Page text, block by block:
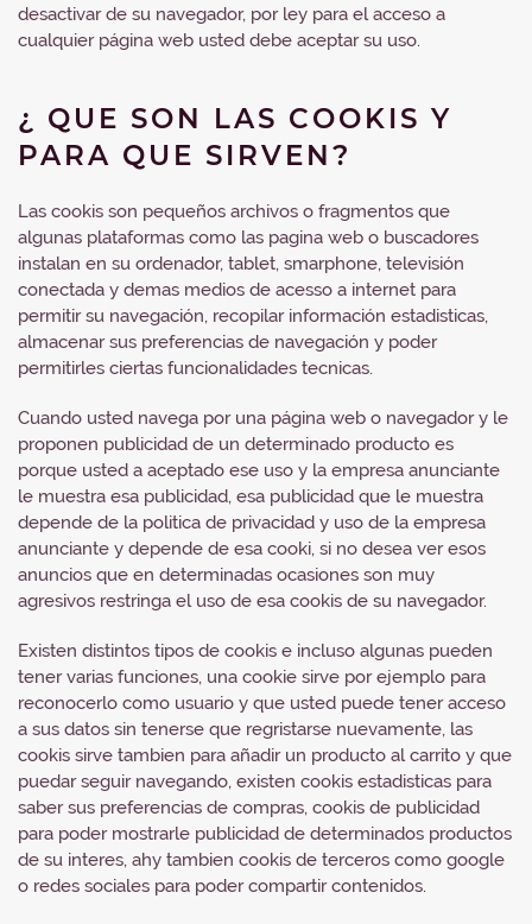
desactivar de su navegador, por ley para el acceso a
cualquier página web usted debe aceptar su uso.
¿ QUE SON LAS COOKIS Y
PARA QUE SIRVEN?
Las cookis son pequeños archivos o fragmentos que
algunas plataformas como las pagina web o buscadores
instalan en su ordenador, tablet, smarphone, televisión
conectada y demas medios de acesso a internet para
permitir su navegación, recopilar información estadisticas,
almacenar sus preferencias de navegación y poder
permitirles ciertas funcionalidades tecnicas.
Cuando usted navega por una página web o navegador y le
proponen publicidad de un determinado producto es
porque usted a aceptado ese uso y la empresa anunciante
le muestra esa publicidad, esa publicidad que le muestra
depende de la politica de privacidad y uso de la empresa
anunciante y depende de esa cooki, si no desea ver esos
anuncios que en determinadas ocasiones son muy
agresivos restringa el uso de esa cookis de su navegador.
Existen distintos tipos de cookis e incluso algunas pueden
tener varias funciones, una cookie sirve por ejemplo para
reconocerlo como usuario y que usted puede tener acceso
a sus datos sin tenerse que regristarse nuevamente, las
cookis sirve tambien para añadir un producto al carrito y que
puedar seguir navegando, existen cookis estadisticas para
saber sus preferencias de compras, cookis de publicidad
para poder mostrarle publicidad de determinados productos
de su interes, ahy tambien cookis de terceros como google
o redes sociales para poder compartir contenidos.